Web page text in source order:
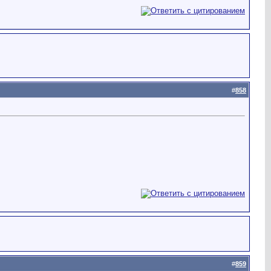
#858
#859